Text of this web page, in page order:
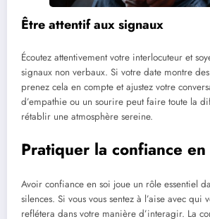
Être attentif aux signaux
Écoutez attentivement votre interlocuteur et
signaux non verbaux. Si votre date montre
prenez cela en compte et ajustez votre
d’empathie ou un sourire peut faire toute la
rétablir une atmosphère sereine.
Pratiquer la confiance en
Avoir confiance en soi joue un rôle essentiel
silences. Si vous vous sentez à l’aise avec qui
reflétera dans votre manière d’interagir. La